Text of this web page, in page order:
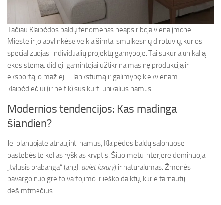
Tačiau Klaipėdos baldų fenomenas neapsiriboja viena įmone.
Mieste ir jo apylinkėse veikia šimtai smulkesnių dirbtuvių, kurios
specializuojasi individualių projektų gamyboje. Tai sukuria unikalią
ekosistemą: didieji gamintojai užtikrina masinę produkciją ir
eksportą, o mažieji – lankstumą ir galimybę kiekvienam
klaipėdiečiui (ir ne tik) susikurti unikalius namus.
Modernios tendencijos: Kas madinga
šiandien?
Jei planuojate atnaujinti namus, Klaipėdos baldų salonuose
pastebėsite kelias ryškias kryptis. Šiuo metu interjere dominuoja
„tylusis prabanga“ (angl. quiet luxury) ir natūralumas. Žmonės
pavargo nuo greito vartojimo ir ieško daiktų, kurie tarnautų
dešimtmečius.